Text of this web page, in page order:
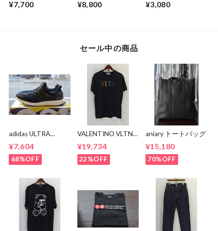
¥7,700
STAND COLLAR
¥8,800 ¥3,080
セール中の商品
adidas ULTRA
¥7,604
68%OFF
VALENTINO VLTN
¥19,734
22%OFF
aniary トートバッグ
¥15,180
70%OFF